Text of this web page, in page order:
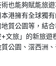
也能夠賦能旅
港擁有全球獨
質公園等，結
文旅」的新旅遊
公園、滘西洲